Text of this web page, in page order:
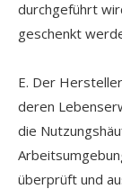
durchgeführt
geschenkt
E. Der
deren
die
überprüft und